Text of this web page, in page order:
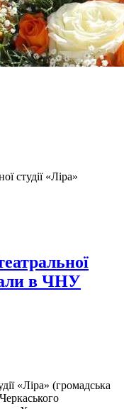
студії «Ліра»
в ЧНУ
«Ліра» (громадська